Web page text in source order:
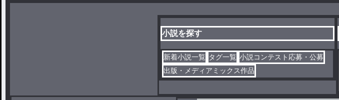
小説を探す
新着小説一覧 タグ一覧 小説コンテスト応募・公募
出版・メディアミックス作品